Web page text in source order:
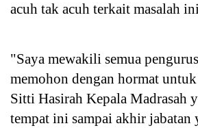
acuh tak acuh terkait masalah
"Saya mewakili semua
memohon dengan hormat
Sitti Hasirah Kepala Madrasah
tempat ini sampai akhir jabatan